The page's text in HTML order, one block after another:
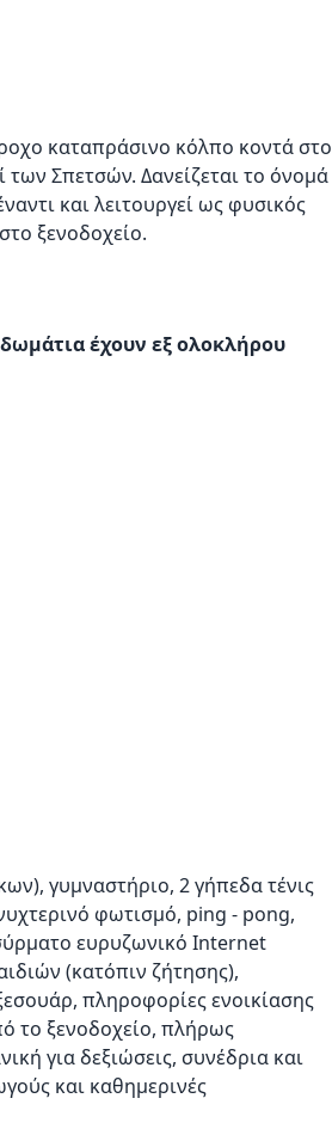
καταπράσινο κόλπο κοντά στο
Σπετσών. Δανείζεται το όνομά
και λειτουργεί ως φυσικός
ξενοδοχείο.
έχουν εξ ολοκλήρου
γυμναστήριο, 2 γήπεδα τένις
φωτισμό, ping - pong,
ευρυζωνικό Internet
(κατόπιν ζήτησης),
πληροφορίες ενοικίασης
το ξενοδοχείο, πλήρως
για δεξιώσεις, συνέδρια και
και καθημερινές